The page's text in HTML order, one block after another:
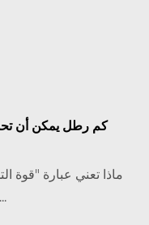
كم رطل يمكن أن
ماذا تعني عبارة "قوة
عندما يسأل الناس عن عدد الأرطال ا...